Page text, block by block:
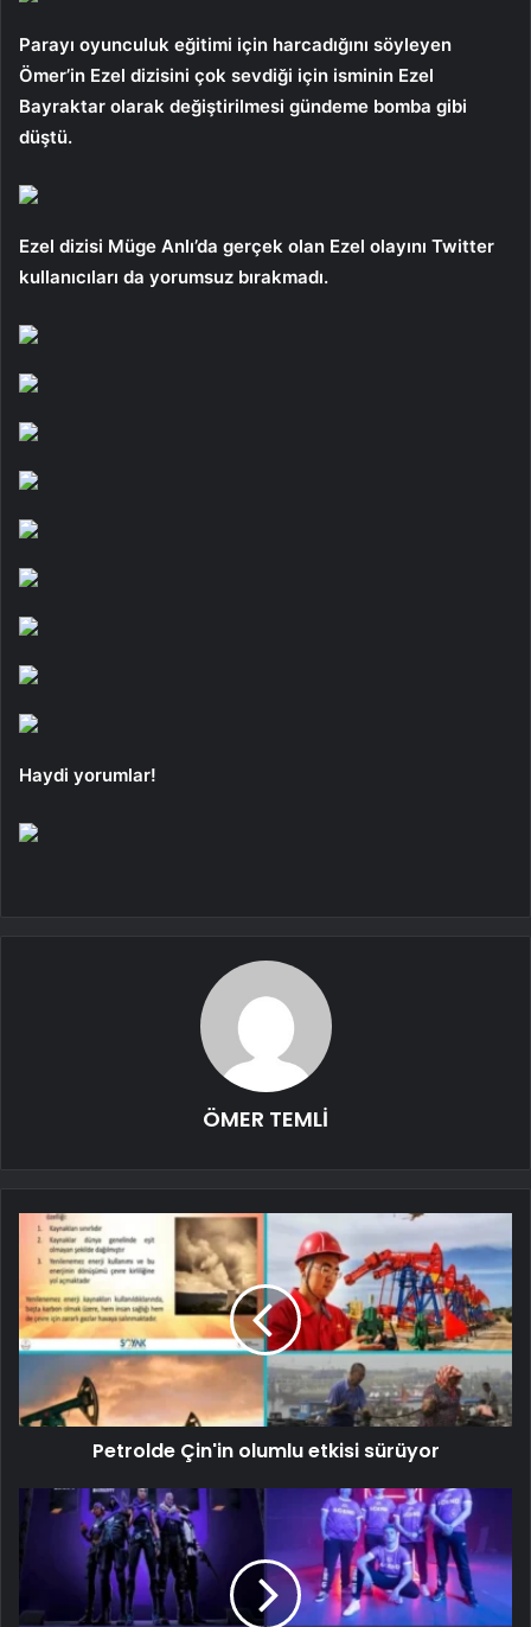
Parayı oyunculuk eğitimi için harcadığını söyleyen
Ömer’in Ezel dizisini çok sevdiği için isminin Ezel
Bayraktar olarak değiştirilmesi gündeme bomba gibi
düştü.
Ezel dizisi Müge Anlı’da gerçek olan Ezel olayını Twitter
kullanıcıları da yorumsuz bırakmadı.
Haydi yorumlar!
ÖMER TEMLİ
Petrolde Çin'in olumlu etkisi sürüyor